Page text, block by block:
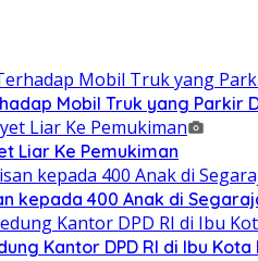
Mobil Truk yang Parkir
Liar Ke Pemukiman
kepada 400 Anak di
Kantor DPD RI di Ibu Kota